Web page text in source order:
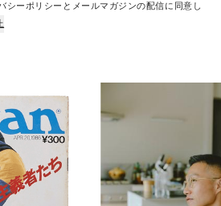
シーポリシーとメールマガジンの配信に同意し